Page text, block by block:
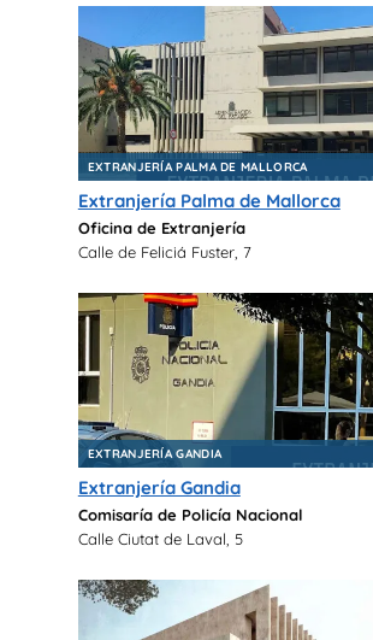
EXTRANJERÍA PALMA DE MALLORCA
Extranjería Palma de Mallorca
Oficina de Extranjería
Calle de Feliciá Fuster, 7
EXTRANJERÍA GANDIA
Extranjería Gandia
Comisaría de Policía Nacional
Calle Ciutat de Laval, 5